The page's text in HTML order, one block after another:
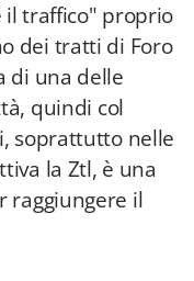
il traffico" proprio
dei tratti di Foro
di una delle
quindi col
soprattutto nelle
la Ztl, è una
raggiungere il